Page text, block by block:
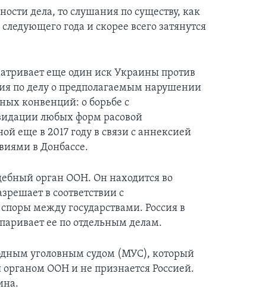
дела, то слушания по существу, как
года и скорее всего затянутся
еще один иск Украины против
по делу о предполагаемым нарушении
конвенций: о борьбе с
любых форм расовой
еще в 2017 году в связи с аннексией
в Донбассе.
орган ООН. Он находится во
в соответствии с
между государствами. Россия в
ее по отдельным делам.
уголовным судом (МУС), который
органом ООН и не признается Россией.